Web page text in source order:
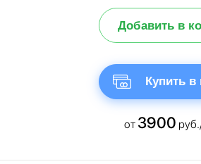
Добавить в
Купить в
от 3900